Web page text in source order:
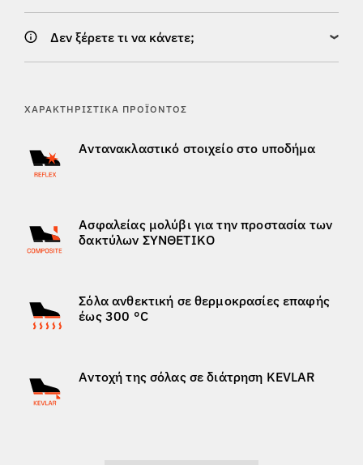
Δεν ξέρετε τι να κάνετε;
ΧΑΡΑΚΤΗΡΙΣΤΙΚΆ ΠΡΟΪΌΝΤΟΣ
Αντανακλαστικό στοιχείο στο υποδήμα
Ασφαλείας μολύβι για την προστασία των
δακτύλων ΣΥΝΘΕΤΙΚΟ
Σόλα ανθεκτική σε θερμοκρασίες επαφής
έως 300 °C
Αντοχή της σόλας σε διάτρηση KEVLAR